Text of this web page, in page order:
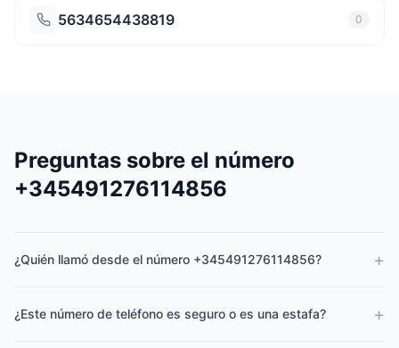
5634654438819 0
Preguntas sobre el número
+345491276114856
¿Quién llamó desde el número +345491276114856? +
¿Este número de teléfono es seguro o es una estafa? +